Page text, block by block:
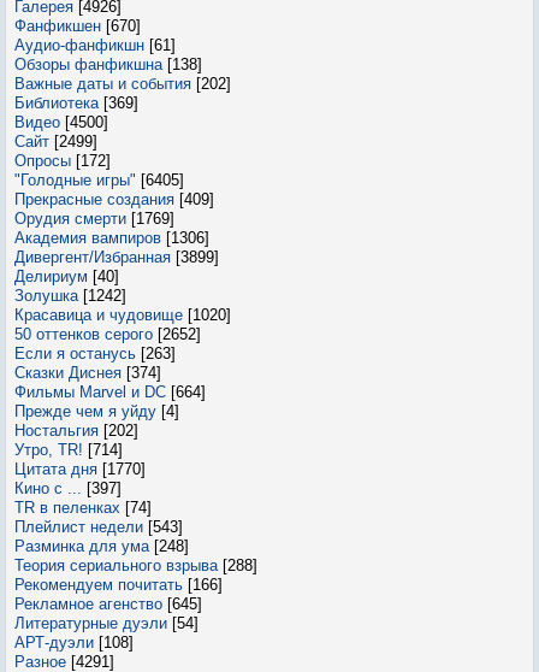
Галерея [4926]
Фанфикшен [670]
Аудио-фанфикшн [61]
Обзоры фанфикшна [138]
Важные даты и события [202]
Библиотека [369]
Видео [4500]
Сайт [2499]
Опросы [172]
"Голодные игры" [6405]
Прекрасные создания [409]
Орудия смерти [1769]
Академия вампиров [1306]
Дивергент/Избранная [3899]
Делириум [40]
Золушка [1242]
Красавица и чудовище [1020]
50 оттенков серого [2652]
Если я останусь [263]
Сказки Диснея [374]
Фильмы Marvel и DC [664]
Прежде чем я уйду [4]
Ностальгия [202]
Утро, TR! [714]
Цитата дня [1770]
Кино с ... [397]
TR в пеленках [74]
Плейлист недели [543]
Разминка для ума [248]
Теория сериального взрыва [288]
Рекомендуем почитать [166]
Рекламное агенство [645]
Литературные дуэли [54]
АРТ-дуэли [108]
Разное [4291]